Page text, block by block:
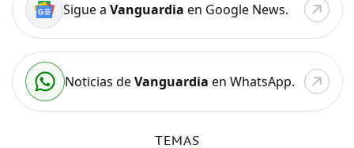
Sigue a Vanguardia en Google News.
Noticias deVanguardia en WhatsApp.
TEMAS